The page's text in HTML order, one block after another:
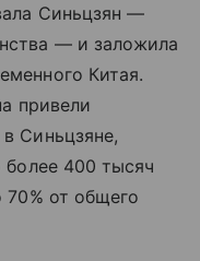
Синьцзян —
— и заложила
Китая.
привели
Синьцзяне,
более 400 тысяч
70% от общего